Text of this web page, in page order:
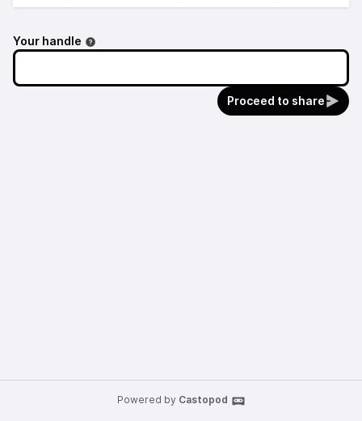
Your handle
Proceed to share
Powered by Castopod